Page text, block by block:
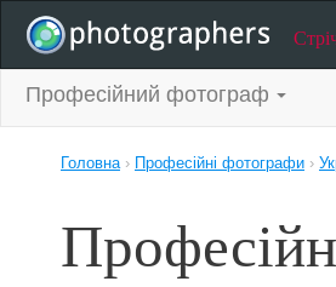
Професійний фотограф
Головна› Професійні фотографи ›